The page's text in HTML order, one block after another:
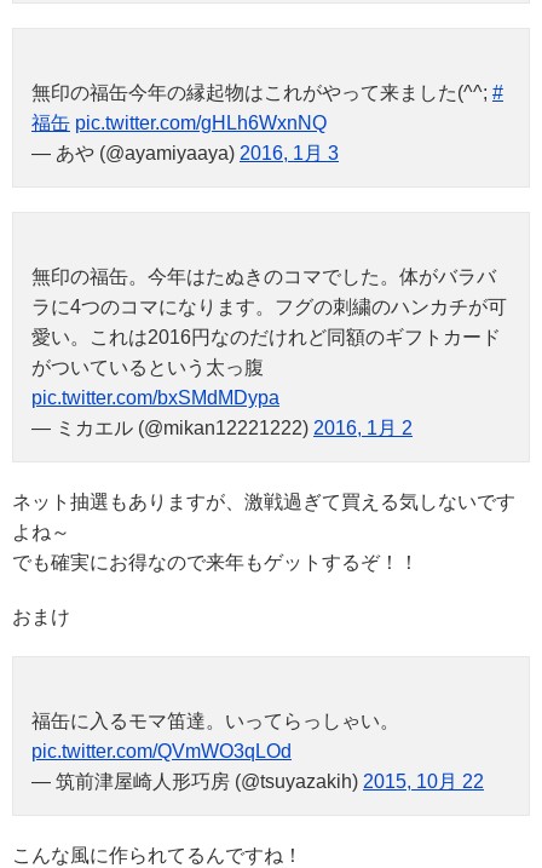
無印の福缶今年の縁起物はこれがやって来ました(^^; #
福缶 pic.twitter.com/gHLh6WxnNQ
— あや (@ayamiyaaya) 2016, 1月 3
無印の福缶。今年はたぬきのコマでした。体がバラバ
ラに4つのコマになります。フグの刺繍のハンカチが可
愛い。これは2016円なのだけれど同額のギフトカード
がついているという太っ腹
pic.twitter.com/bxSMdMDypa
— ミカエル (@mikan12221222) 2016, 1月 2
ネット抽選もありますが、激戦過ぎて買える気しないです
よね～
でも確実にお得なので来年もゲットするぞ！！
おまけ
福缶に入るモマ笛達。いってらっしゃい。
pic.twitter.com/QVmWO3qLOd
— 筑前津屋崎人形巧房 (@tsuyazakih) 2015, 10月 22
こんな風に作られてるんですね！